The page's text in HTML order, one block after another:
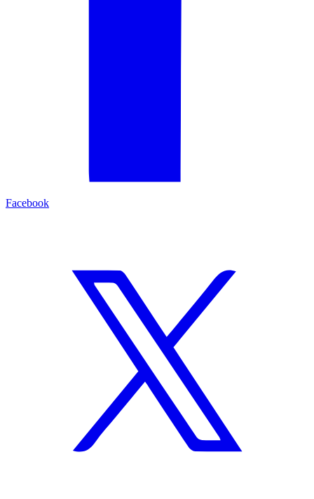
Facebook